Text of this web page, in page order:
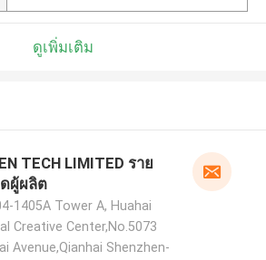
ดูเพิ่มเติม
TECH LIMITED ราย
ผู้ผลิต
1405A Tower A, Huahai
Creative Center,No.5073
Avenue,Qianhai Shenzhen-